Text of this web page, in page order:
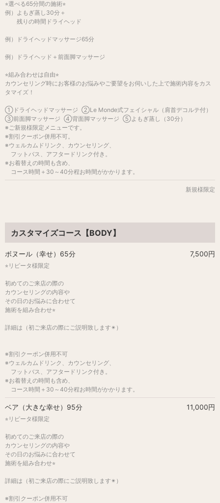
⭐︎選べる65分間の施術⭐︎
例）よもぎ蒸し30分＋
残りの時間ドライヘッド
例）ドライヘッドマッサージ65分
例）ドライヘッド＋前面脚マッサージ
⭐︎組み合わせは自由⭐︎
カウンセリング時にお客様のお悩みやご要望をお伺いした上で施術内容をカス
タマイズ！
①ドライヘッドマッサージ ②Le Monde式フェイシャル（肩首デコルテ付）
③前面脚マッサージ ④背面脚マッサージ ⑤よもぎ蒸し（30分）
※ご新規様限定メニューです。
※割引クーポン併用不可。
※ウェルカムドリンク、カウンセリング、
フットバス、アフタードリンク付き。
※お着替えの時間も含め、
コース時間＋30～40分程お時間がかかります。
新規様限定
カスタマイズコース【BODY】
ボヌール（幸せ）65分 7,500円
⭐︎リピータ様限定
初めてのご来店の際の
カウンセリングの内容や
その日のお悩みに合わせて
施術を組み合わせ⭐︎
詳細は（初ご来店の際にご説明致します✴︎）
※割引クーポン併用不可
※ウェルカムドリンク、カウンセリング、
フットバス、アフタードリンク付き。
※お着替えの時間も含め、
コース時間＋30～40分程お時間がかかります。
ベア（大きな幸せ）95分 11,000円
⭐︎リピータ様限定
初めてのご来店の際の
カウンセリングの内容や
その日のお悩みに合わせて
施術を組み合わせ⭐︎
詳細は（初ご来店の際にご説明致します✴︎）
※割引クーポン併用不可